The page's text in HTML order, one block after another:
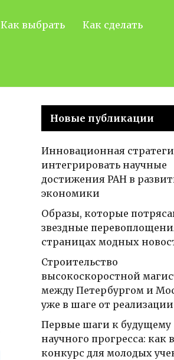
Как выбрать Как сделать
Новые публикации
Инновационная
интегрировать научные
достижения РАН в
экономики
Образы, которые
звездные
страницах модных
Строительство
высокоскоростной
между Петербургом и
уже в шаге от реализации
Первые шаги к будущему
научного прогресса: как
конкурс для молодых